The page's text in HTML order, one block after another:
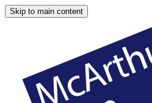
Skip to main content